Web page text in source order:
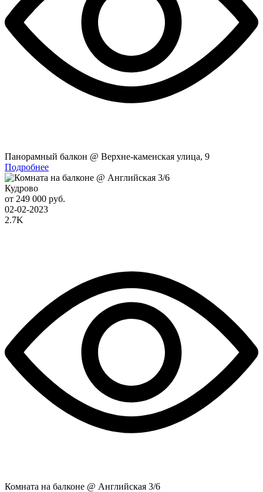
Панорамный балкон @ Верхне-каменская улица, 9
Подробнее
Кудрово
от 249 000 руб.
02-02-2023
2.7K
Комната на балконе @ Английская 3/6